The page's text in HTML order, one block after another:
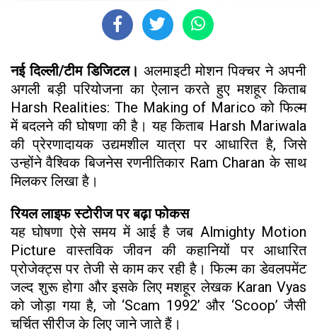
नई दिल्ली/टीम डिजिटल। अलमाइटी मोशन पिक्चर ने अपनी
अगली बड़ी परियोजना का ऐलान करते हुए मशहूर किताब
Harsh Realities: The Making of Marico को फिल्म
में बदलने की घोषणा की है। यह किताब Harsh Mariwala
की प्रेरणादायक उद्यमशील यात्रा पर आधारित है, जिसे
उन्होंने वैश्विक बिजनेस रणनीतिकार Ram Charan के साथ
मिलकर लिखा है।
रियल लाइफ स्टोरीज पर बढ़ा फोकस
यह घोषणा ऐसे समय में आई है जब Almighty Motion
Picture वास्तविक जीवन की कहानियों पर आधारित
प्रोजेक्ट्स पर तेजी से काम कर रही है। फिल्म का डेवलपमेंट
जल्द शुरू होगा और इसके लिए मशहूर लेखक Karan Vyas
को जोड़ा गया है, जो ‘Scam 1992’ और ‘Scoop’ जैसी
चर्चित सीरीज के लिए जाने जाते हैं।